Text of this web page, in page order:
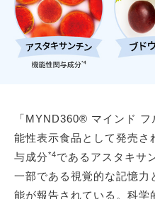
「MYND360® マインド
能性表示食品として発売さ
与成分*4であるアスタキサ
一部である視覚的な記憶力
能が報告されている。科学